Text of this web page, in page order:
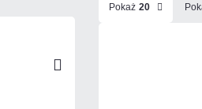
Pokaż 20